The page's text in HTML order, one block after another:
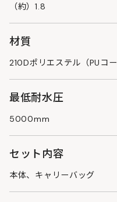
（約）1.8
材質
210Dポリエステル（PUコー
最低耐水圧
5000mm
セット内容
本体、キャリーバッグ